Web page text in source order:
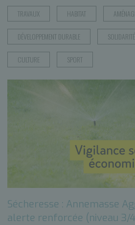
TRAVAUX HABITAT
DÉVELOPPEMENT DURABLE
CULTURE SPORT
Sécheresse : Annemasse
alerte renforcée (niveau 3/